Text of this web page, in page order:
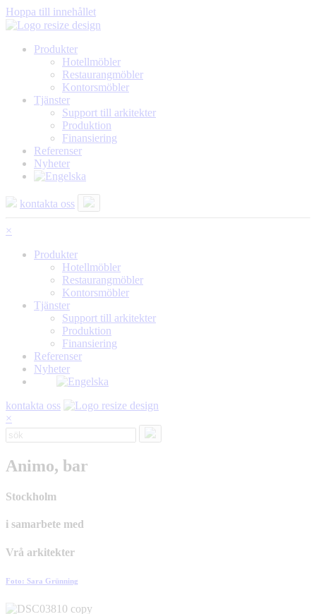
Hoppa till innehållet
Produkter
Hotellmöbler
Restaurangmöbler
Kontorsmöbler
Tjänster
Support till arkitekter
Produktion
Finansiering
Referenser
Nyheter
kontakta oss
×
Produkter
Hotellmöbler
Restaurangmöbler
Kontorsmöbler
Tjänster
Support till arkitekter
Produktion
Finansiering
Referenser
Nyheter
kontakta oss
×
Animo, bar
Stockholm
i samarbete med
Vrå arkitekter
Foto: Sara Grünning